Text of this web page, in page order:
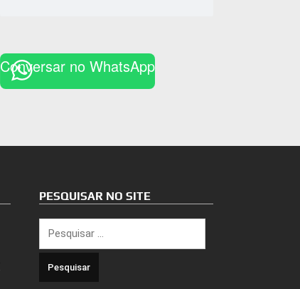
Conversar no WhatsApp
PESQUISAR NO SITE
por: